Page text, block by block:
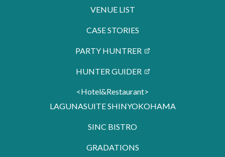
VENUE LIST
CASE STORIES
PARTY HUNTRER
HUNTER GUIDER
<Hotel&Restaurant>
LAGUNASUITE SHINYOKOHAMA
SINC BISTRO
GRADATIONS